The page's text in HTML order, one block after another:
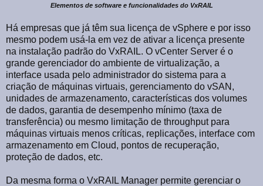
Elementos de software e funcionalidades do VxRAIL
Há empresas que já têm sua licença de vSphere e por isso
mesmo podem usá-la em vez de ativar a licença presente
na instalação padrão do VxRAIL. O vCenter Server é o
grande gerenciador do ambiente de virtualização, a
interface usada pelo administrador do sistema para a
criação de máquinas virtuais, gerenciamento do vSAN,
unidades de armazenamento, características dos volumes
de dados, garantia de desempenho mínimo (taxa de
transferência) ou mesmo limitação de throughput para
máquinas virtuais menos críticas, replicações, interface com
armazenamento em Cloud, pontos de recuperação,
proteção de dados, etc.
Da mesma forma o VxRAIL Manager permite gerenciar o